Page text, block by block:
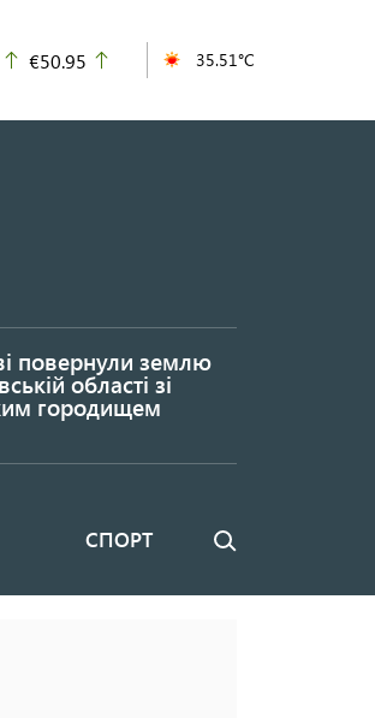
up
€50.95 35.51°C
повернули землю
області зі
городищем
СПОРТ Пошук